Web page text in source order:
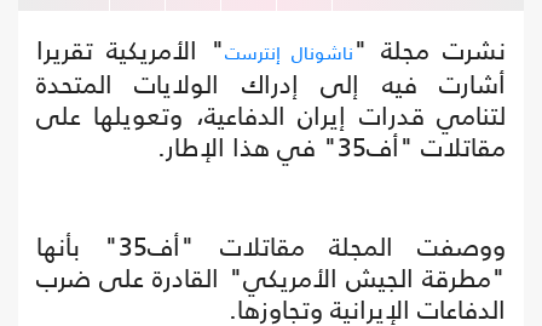
نشرت مجلة "ناشونال إنترست" الأمريكية تقريرا
أشارت فيه إلى إدراك الولايات المتحدة
لتنامي قدرات إيران الدفاعية، وتعويلها على
مقاتلات "أف35" في هذا الإطار.
ووصفت المجلة مقاتلات "أف35" بأنها
"مطرقة الجيش الأمريكي" القادرة على ضرب
الدفاعات الإيرانية وتجاوزها.